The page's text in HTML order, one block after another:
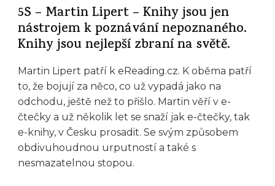
5S – Martin Lipert – Knihy jsou jen
nástrojem k poznávání nepoznaného.
Knihy jsou nejlepší zbraní na světě.
Martin Lipert patří k eReading.cz. K oběma patří
to, že bojují za něco, co už vypadá jako na
odchodu, ještě než to přišlo. Martin věří v e-
čtečky a už několik let se snaží jak e-čtečky, tak
e-knihy, v Česku prosadit. Se svým způsobem
obdivuhoudnou urputností a také s
nesmazatelnou stopou.